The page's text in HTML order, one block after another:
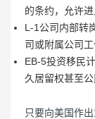
的条约，允许
L-1公司内部转
司或附属公司
EB-5投资移民
久居留权甚至
只要向美国作